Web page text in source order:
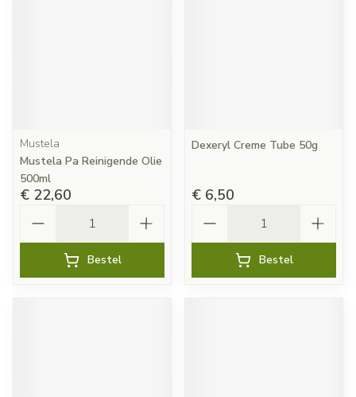
Mustela
Mustela Pa Reinigende Olie
500ml
€ 22,60
Bestel
Dexeryl Creme Tube 50g
€ 6,50
Bestel